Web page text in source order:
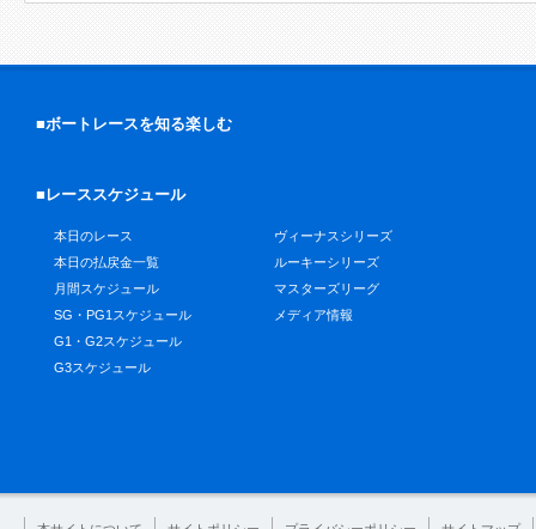
■ボートレースを知る楽しむ
■レーススケジュール
本日のレース
本日の払戻金一覧
月間スケジュール
SG・PG1スケジュール
G1・G2スケジュール
G3スケジュール
ヴィーナスシリーズ
ルーキーシリーズ
マスターズリーグ
メディア情報